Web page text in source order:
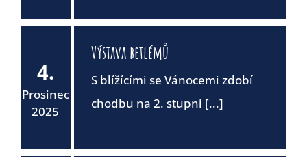
4.
Prosinec
2025
Výstava betlémů
S blížícími se Vánocemi zdobí
chodbu na 2. stupni [...]